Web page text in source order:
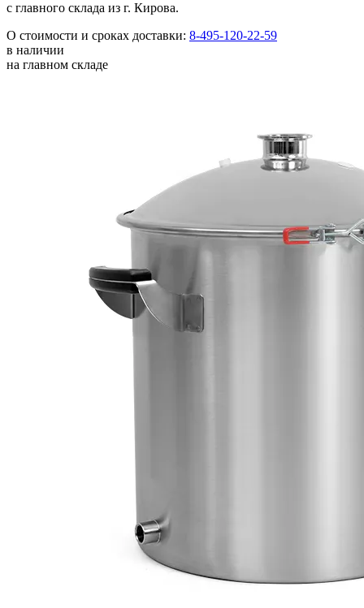
с главного склада из г. Кирова.
О стоимости и сроках доставки: 8-495-120-22-59
в наличии
на главном складе